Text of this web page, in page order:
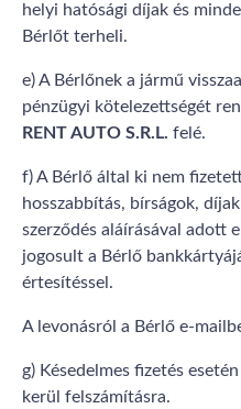
helyi hatósági díjak és
Bérlőt terheli.
e) A Bérlőnek a jármű
pénzügyi kötelezettségét
RENT AUTO S.R.L. felé.
f) A Bérlő által ki nem
hosszabbítás, bírságok,
szerződés aláírásával adott
jogosult a Bérlő
értesítéssel.
A levonásról a Bérlő e-
g) Késedelmes fizetés
kerül felszámításra.